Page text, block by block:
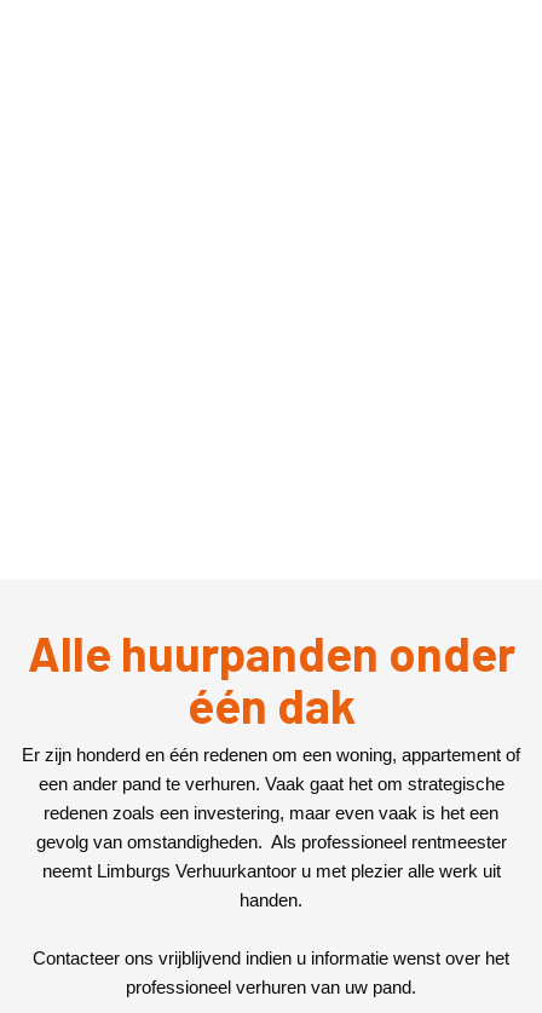
Alle huurpanden onder
één dak
Er zijn honderd en één redenen om een woning, appartement of
een ander pand te verhuren. Vaak gaat het om strategische
redenen zoals een investering, maar even vaak is het een
gevolg van omstandigheden. Als professioneel rentmeester
neemt Limburgs Verhuurkantoor u met plezier alle werk uit
handen.
Contacteer ons vrijblijvend indien u informatie wenst over het
professioneel verhuren van uw pand.